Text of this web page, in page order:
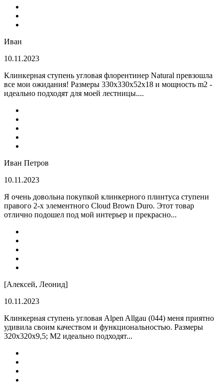
Иван
10.11.2023
Клинкерная ступень угловая флорентинер Natural превзошла
все мои ожидания! Размеры 330х330х52х18 и мощность m2 -
идеально подходят для моей лестницы....
Иван Петров
10.11.2023
Я очень довольна покупкой клинкерного плинтуса ступени
правого 2-х элементного Cloud Brown Duro. Этот товар
отлично подошел под мой интерьер и прекрасно...
[Алексей, Леонид]
10.11.2023
Клинкерная ступень угловая Alpen Allgau (044) меня приятно
удивила своим качеством и функциональностью. Размеры
320x320x9,5; M2 идеально подходят...